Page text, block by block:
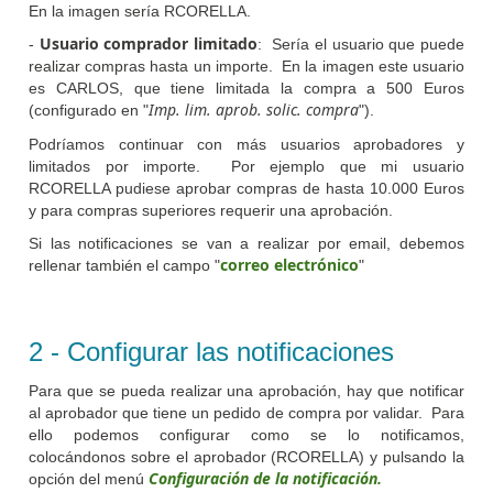
En la imagen sería RCORELLA.
- Usuario comprador limitado: Sería el usuario que puede
realizar compras hasta un importe. En la imagen este usuario
es CARLOS, que tiene limitada la compra a 500 Euros
(configurado en "Imp. lim. aprob. solic. compra").
Podríamos continuar con más usuarios aprobadores y
limitados por importe. Por ejemplo que mi usuario
RCORELLA pudiese aprobar compras de hasta 10.000 Euros
y para compras superiores requerir una aprobación.
Si las notificaciones se van a realizar por email, debemos
rellenar también el campo "correo electrónico"
2 - Configurar las notificaciones
Para que se pueda realizar una aprobación, hay que notificar
al aprobador que tiene un pedido de compra por validar. Para
ello podemos configurar como se lo notificamos,
colocándonos sobre el aprobador (RCORELLA) y pulsando la
opción del menú Configuración de la notificación.